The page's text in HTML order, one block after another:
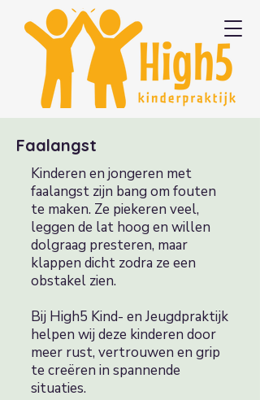
Faalangst
Kinderen en jongeren met
faalangst zijn bang om fouten
te maken. Ze piekeren veel,
leggen de lat hoog en willen
dolgraag presteren, maar
klappen dicht zodra ze een
obstakel zien.
Bij High5 Kind- en Jeugdpraktijk
helpen wij deze kinderen door
meer rust, vertrouwen en grip
te creëren in spannende
situaties.